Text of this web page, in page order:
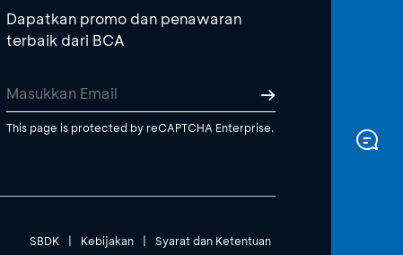
Dapatkan promo dan penawaran
terbaik dari BCA
This page is protected by reCAPTCHA Enterprise.
SBDK | Kebijakan | Syarat dan Ketentuan